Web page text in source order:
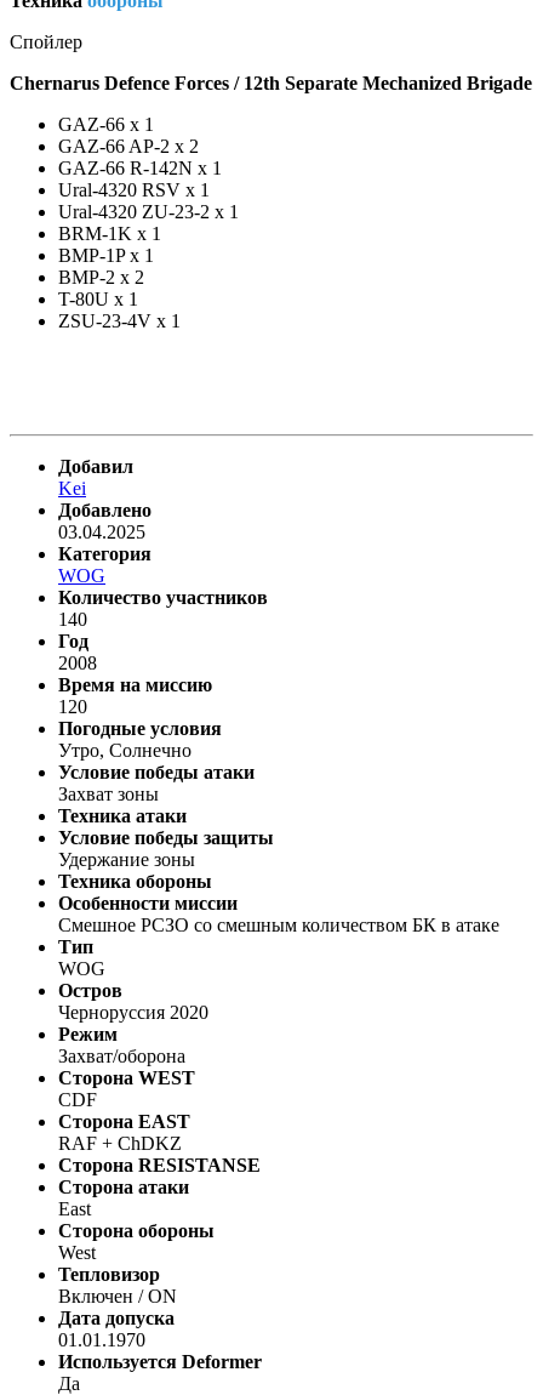
Спойлер
Chernarus Defence Forces / 12th Separate Mechanized Brigade
GAZ-66 x 1
GAZ-66 AP-2 x 2
GAZ-66 R-142N x 1
Ural-4320 RSV x 1
Ural-4320 ZU-23-2 x 1
BRM-1K x 1
BMP-1P x 1
BMP-2 x 2
T-80U x 1
ZSU-23-4V x 1
Добавил
Kei
Добавлено
03.04.2025
Категория
WOG
Количество участников
140
Год
2008
Время на миссию
120
Погодные условия
Утро, Солнечно
Условие победы атаки
Захват зоны
Техника атаки
Условие победы защиты
Удержание зоны
Техника обороны
Особенности миссии
Смешное РСЗО со смешным количеством БК в атаке
Тип
WOG
Остров
Черноруссия 2020
Режим
Захват/оборона
Сторона WEST
CDF
Сторона EAST
RAF + ChDKZ
Сторона RESISTANSE
Сторона атаки
East
Сторона обороны
West
Тепловизор
Включен / ON
Дата допуска
01.01.1970
Используется Deformer
Да